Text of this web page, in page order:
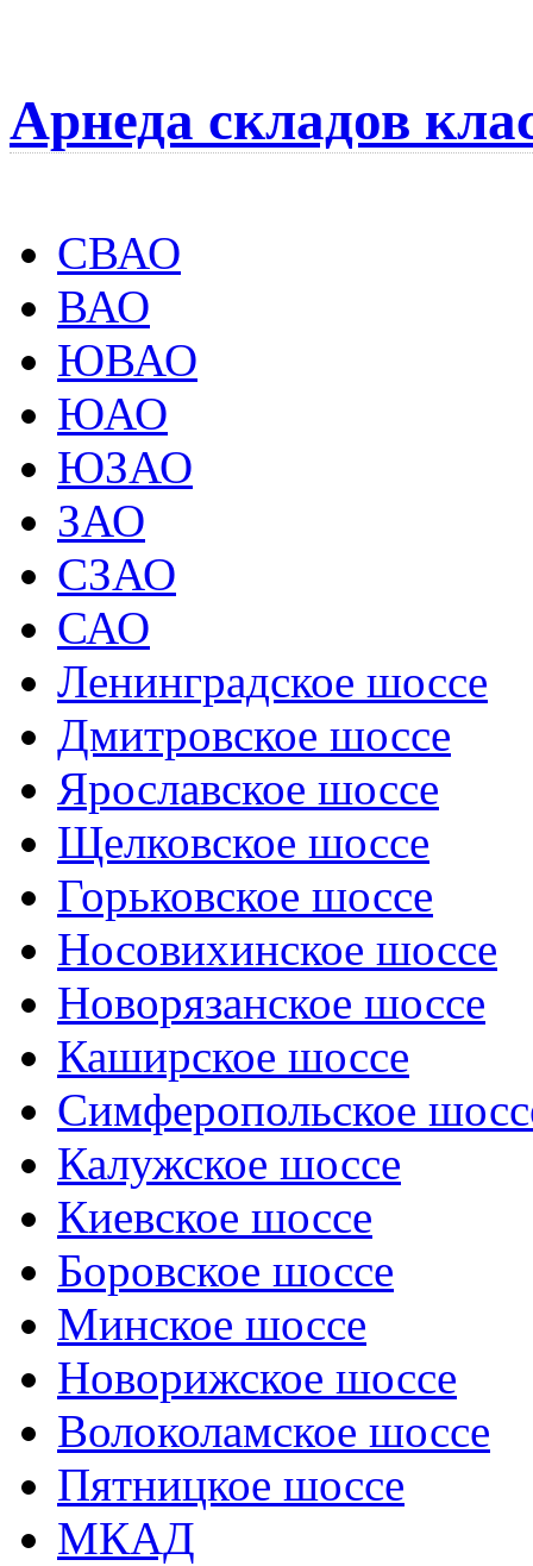
Арнеда складов
СВАО
ВАО
ЮВАО
ЮАО
ЮЗАО
ЗАО
СЗАО
САО
Ленинградское шоссе
Дмитровское шоссе
Ярославское шоссе
Щелковское шоссе
Горьковское шоссе
Носовихинское шоссе
Новорязанское шоссе
Каширское шоссе
Симферопольское
Калужское шоссе
Киевское шоссе
Боровское шоссе
Минское шоссе
Новорижское шоссе
Волоколамское шоссе
Пятницкое шоссе
МКАД